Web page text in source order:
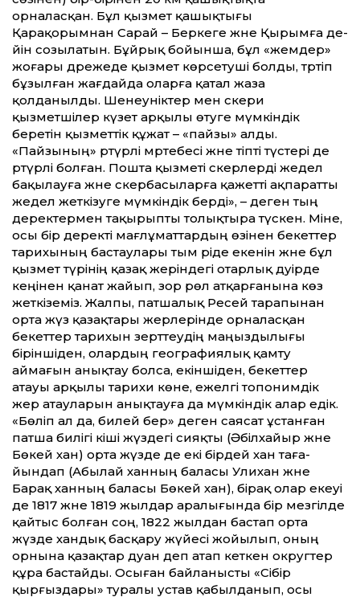
орналасқан. Бұл қызмет қашықтығы
Қарақорымнан Сарай – Беркеге және Қырымға де­
йін созылатын. Бұйрық бойынша, бұл «жемдер»
жоғары дәрежеде қызмет көрсетуші болды, тәртіп
бұзылған жағдайда оларға қатал жаза
қолданылды. Шенеуніктер мен әскери
қызметшілер күзет арқылы өтуге мүмкіндік
беретін қызмет­тік құжат – «пайзы» алды.
«Пайзының» әртүрлі мәртебесі және тіпті түстері де
әртүрлі болған. Пошта қызметі әскерлерді жедел
бақылауға және әскербасыларға қажет­ті ақпарат­ты
жедел жеткізуге мүмкіндік берді», – деген тың
деректермен тақырыпты толықтыра түскен. Міне,
осы бір деректі мағлұмат­тардың өзінен бекет­тер
тарихының бастаулары тым әріде екенін және бұл
қызмет түрінің қазақ жеріндегі отарлық дәуірде
кеңінен қанат жайып, зор рөл атқарғанына көз
жеткіземіз. Жалпы, патшалық Ресей тарапынан
орта жүз қазақтары жерлерінде орналасқан
бекет­тер тарихын зерт­теудің маңыздылығы
біріншіден, олардың географиялық қамту
аймағын анықтау болса, екіншіден, бекет­тер
атауы арқылы тарихи көне, ежелгі топонимдік
жер атауларын анықтауға да мүмкіндік алар едік.
«Бөліп ал да, билей бер» деген саясат ұстанған
патша билігі кіші жүздегі сияқты (Әбілхайыр және
Бөкей хан) орта жүзде де екі бірдей хан таға­
йындап (Абылай ханның баласы Уәлихан және
Барақ ханның баласы Бөкей хан), бірақ олар екеуі
де 1817 және 1819 жылдар аралығында бір мезгілде
қайтыс болған соң, 1822 жылдан бастап орта
жүзде хандық басқару жүйесі жойылып, оның
орнына қазақтар дуан деп атап кеткен округтер
құра бастайды. Осыған байланысты «Сібір
қырғыздары» туралы устав қабылданып, осы